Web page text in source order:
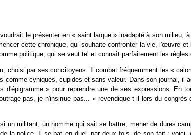
le présenter en « saint laïque » inadapté à son milieu,
cette chronique, qui souhaite confronter la vie, l'œuvre et
politique, qui se veut tel et connaît parfaitement les règles
choisi par ses concitoyens. Il combat fréquemment les «
cyniques, cupides et sans valeur. Dans son journal, il
» pour reprendre une de ses expressions. En
pas, je n'insinue pas... » revendique-t-il lors du congrès
un militant, un homme qui sait se battre, mener de dures